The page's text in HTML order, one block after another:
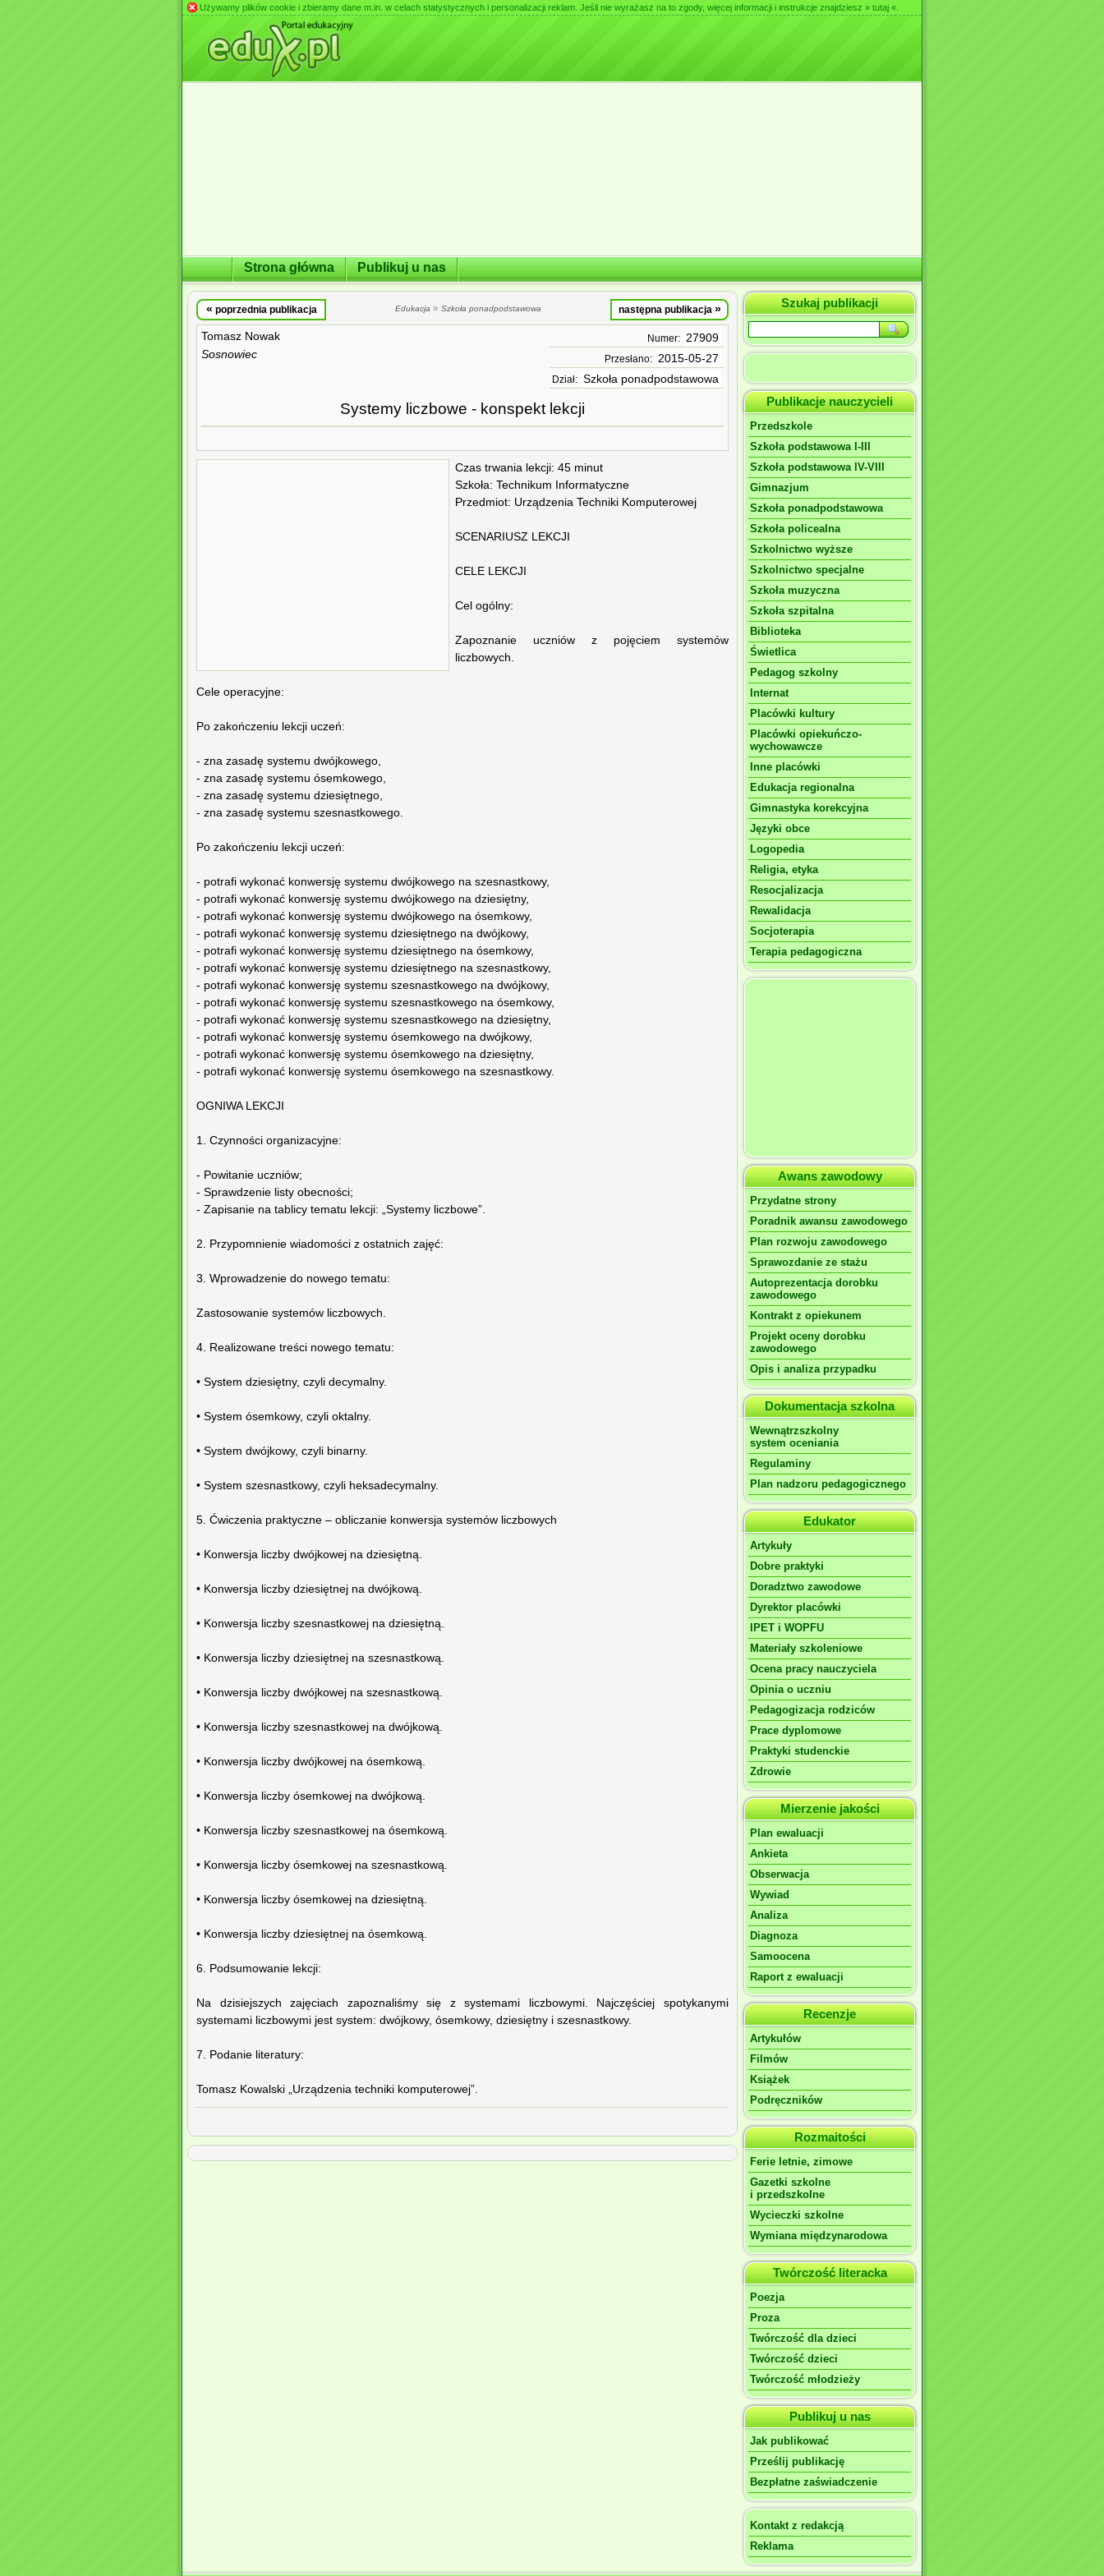
Używamy plików cookie i zbieramy dane m.in. w celach statystycznych i personalizacji reklam. Jeśli nie wyrażasz na to zgody, więcej informacji i instrukcje znajdziesz » tutaj «
Strona główna Publikuj u nas
« poprzednia publikacja Edukacja » Szkoła ponadpodstawowa następna publikacja »
Tomasz Nowak
Sosnowiec
Numer: 27909
Przesłano: 2015-05-27
Dział: Szkoła ponadpodstawowa
Systemy liczbowe - konspekt lekcji
Czas trwania lekcji: 45 minut
Szkoła: Technikum Informatyczne
Przedmiot: Urządzenia Techniki Komputerowej
SCENARIUSZ LEKCJI
CELE LEKCJI
Cel ogólny:
Zapoznanie uczniów z pojęciem systemów
liczbowych.
Cele operacyjne:
Po zakończeniu lekcji uczeń:
- zna zasadę systemu dwójkowego,
- zna zasadę systemu ósemkowego,
- zna zasadę systemu dziesiętnego,
- zna zasadę systemu szesnastkowego.
Po zakończeniu lekcji uczeń:
- potrafi wykonać konwersję systemu dwójkowego na szesnastkowy,
- potrafi wykonać konwersję systemu dwójkowego na dziesiętny,
- potrafi wykonać konwersję systemu dwójkowego na ósemkowy,
- potrafi wykonać konwersję systemu dziesiętnego na dwójkowy,
- potrafi wykonać konwersję systemu dziesiętnego na ósemkowy,
- potrafi wykonać konwersję systemu dziesiętnego na szesnastkowy,
- potrafi wykonać konwersję systemu szesnastkowego na dwójkowy,
- potrafi wykonać konwersję systemu szesnastkowego na ósemkowy,
- potrafi wykonać konwersję systemu szesnastkowego na dziesiętny,
- potrafi wykonać konwersję systemu ósemkowego na dwójkowy,
- potrafi wykonać konwersję systemu ósemkowego na dziesiętny,
- potrafi wykonać konwersję systemu ósemkowego na szesnastkowy.
OGNIWA LEKCJI
1. Czynności organizacyjne:
- Powitanie uczniów;
- Sprawdzenie listy obecności;
- Zapisanie na tablicy tematu lekcji: „Systemy liczbowe”.
2. Przypomnienie wiadomości z ostatnich zajęć:
3. Wprowadzenie do nowego tematu:
Zastosowanie systemów liczbowych.
4. Realizowane treści nowego tematu:
• System dziesiętny, czyli decymalny.
• System ósemkowy, czyli oktalny.
• System dwójkowy, czyli binarny.
• System szesnastkowy, czyli heksadecymalny.
5. Ćwiczenia praktyczne – obliczanie konwersja systemów liczbowych
• Konwersja liczby dwójkowej na dziesiętną.
• Konwersja liczby dziesiętnej na dwójkową.
• Konwersja liczby szesnastkowej na dziesiętną.
• Konwersja liczby dziesiętnej na szesnastkową.
• Konwersja liczby dwójkowej na szesnastkową.
• Konwersja liczby szesnastkowej na dwójkową.
• Konwersja liczby dwójkowej na ósemkową.
• Konwersja liczby ósemkowej na dwójkową.
• Konwersja liczby szesnastkowej na ósemkową.
• Konwersja liczby ósemkowej na szesnastkową.
• Konwersja liczby ósemkowej na dziesiętną.
• Konwersja liczby dziesiętnej na ósemkową.
6. Podsumowanie lekcji:
Na dzisiejszych zajęciach zapoznaliśmy się z systemami liczbowymi. Najczęściej spotykanymi
systemami liczbowymi jest system: dwójkowy, ósemkowy, dziesiętny i szesnastkowy.
7. Podanie literatury:
Tomasz Kowalski „Urządzenia techniki komputerowej”.
Szukaj publikacji
Publikacje nauczycieli
Przedszkole
Szkoła podstawowa I-III
Szkoła podstawowa IV-VIII
Gimnazjum
Szkoła ponadpodstawowa
Szkoła policealna
Szkolnictwo wyższe
Szkolnictwo specjalne
Szkoła muzyczna
Szkoła szpitalna
Biblioteka
Świetlica
Pedagog szkolny
Internat
Placówki kultury
Placówki opiekuńczo-
wychowawcze
Inne placówki
Edukacja regionalna
Gimnastyka korekcyjna
Języki obce
Logopedia
Religia, etyka
Resocjalizacja
Rewalidacja
Socjoterapia
Terapia pedagogiczna
Awans zawodowy
Przydatne strony
Poradnik awansu zawodowego
Plan rozwoju zawodowego
Sprawozdanie ze stażu
Autoprezentacja dorobku
zawodowego
Kontrakt z opiekunem
Projekt oceny dorobku
zawodowego
Opis i analiza przypadku
Dokumentacja szkolna
Wewnątrzszkolny
system oceniania
Regulaminy
Plan nadzoru pedagogicznego
Edukator
Artykuły
Dobre praktyki
Doradztwo zawodowe
Dyrektor placówki
IPET i WOPFU
Materiały szkoleniowe
Ocena pracy nauczyciela
Opinia o uczniu
Pedagogizacja rodziców
Prace dyplomowe
Praktyki studenckie
Zdrowie
Mierzenie jakości
Plan ewaluacji
Ankieta
Obserwacja
Wywiad
Analiza
Diagnoza
Samoocena
Raport z ewaluacji
Recenzje
Artykułów
Filmów
Książek
Podręczników
Rozmaitości
Ferie letnie, zimowe
Gazetki szkolne
i przedszkolne
Wycieczki szkolne
Wymiana międzynarodowa
Twórczość literacka
Poezja
Proza
Twórczość dla dzieci
Twórczość dzieci
Twórczość młodzieży
Publikuj u nas
Jak publikować
Prześlij publikację
Bezpłatne zaświadczenie
Kontakt z redakcją
Reklama